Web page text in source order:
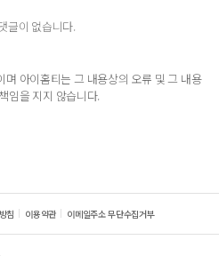
글이 없습니다.
아이홈티는 그 내용상의 오류 및 그 내용
임을 지지 않습니다.
침 이용약관 이메일주소 무단수집거부